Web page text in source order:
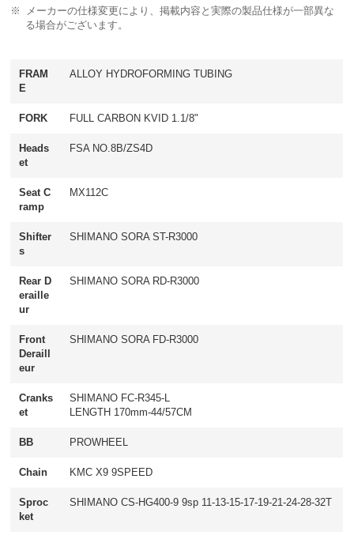
メーカーの仕様変更により、掲載内容と実際の製品仕様が一部異な
る場合がございます。
FRAM
E
ALLOY HYDROFORMING TUBING
FORK FULL CARBON KVID 1.1/8"
Heads
et
FSA NO.8B/ZS4D
Seat C
ramp
MX112C
Shifter
s
SHIMANO SORA ST-R3000
Rear D
eraille
ur
SHIMANO SORA RD-R3000
Front
Deraill
eur
SHIMANO SORA FD-R3000
Cranks
et
SHIMANO FC-R345-L
LENGTH 170mm-44/57CM
BB PROWHEEL
Chain KMC X9 9SPEED
Sproc
ket
SHIMANO CS-HG400-9 9sp 11-13-15-17-19-21-24-28-32T